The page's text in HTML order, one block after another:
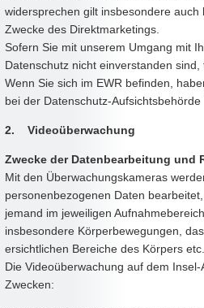
widersprechen gilt insbesondere
Zwecke des Direktmarketings.
Sofern Sie mit unserem Umgang mit
Datenschutz nicht einverstanden sind,
Wenn Sie sich im EWR befinden,
bei der Datenschutz-
2. Videoüberwachung
Zwecke der Datenbearbeitung und
Mit den Überwachungskameras
personenbezogenen Daten
jemand im jeweiligen
insbesondere Körperbewegungen,
ersichtlichen Bereiche des Körpers etc.
Die Videoüberwachung auf dem
Zwecken: